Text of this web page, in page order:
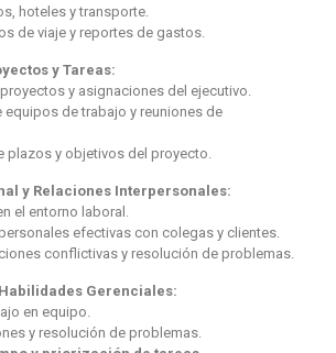
hoteles y transporte.
de viaje y reportes de gastos.
y Tareas:
y asignaciones del ejecutivo.
equipos de trabajo y reuniones de
plazos y objetivos del proyecto.
y Relaciones Interpersonales:
el entorno laboral.
efectivas con colegas y clientes.
conflictivas y resolución de problemas.
Gerenciales:
en equipo.
y resolución de problemas.